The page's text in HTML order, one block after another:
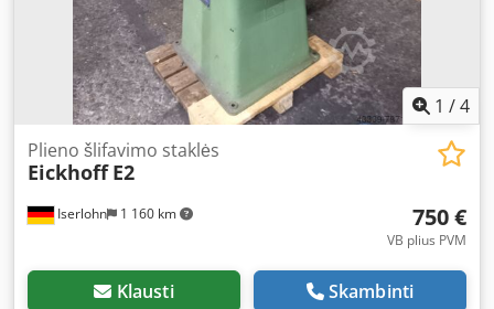
1 /4
Iserlohn 1 160 km
Plieno šlifavimo staklės
Eickhoff E2
750 €
VB plius PVM
Klausti Skambinti